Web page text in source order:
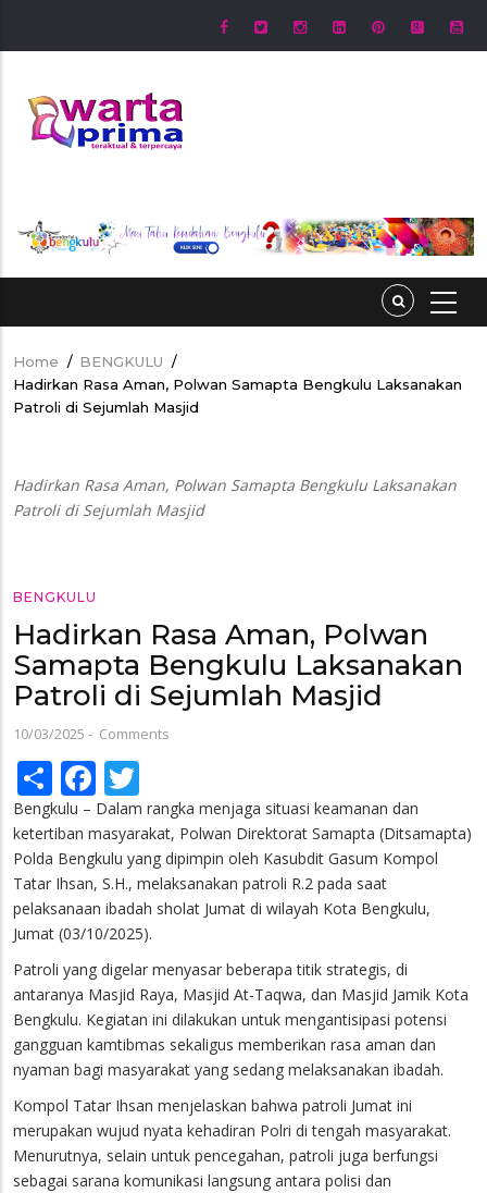
Breadcrumb
Home / BENGKULU /
Hadirkan Rasa Aman, Polwan Samapta Bengkulu Laksanakan
Patroli di Sejumlah Masjid
Hadirkan Rasa Aman, Polwan Samapta Bengkulu Laksanakan
Patroli di Sejumlah Masjid
BENGKULU
Hadirkan Rasa Aman, Polwan
Samapta Bengkulu Laksanakan
Patroli di Sejumlah Masjid
10/03/2025 - Comments
ShareFacebook
Bengkulu – Dalam rangka menjaga situasi keamanan dan
ketertiban masyarakat, Polwan Direktorat Samapta (Ditsamapta)
Polda Bengkulu yang dipimpin oleh Kasubdit Gasum Kompol
Tatar Ihsan, S.H., melaksanakan patroli R.2 pada saat
pelaksanaan ibadah sholat Jumat di wilayah Kota Bengkulu,
Jumat (03/10/2025).
Patroli yang digelar menyasar beberapa titik strategis, di
antaranya Masjid Raya, Masjid At-Taqwa, dan Masjid Jamik Kota
Bengkulu. Kegiatan ini dilakukan untuk mengantisipasi potensi
gangguan kamtibmas sekaligus memberikan rasa aman dan
nyaman bagi masyarakat yang sedang melaksanakan ibadah.
Kompol Tatar Ihsan menjelaskan bahwa patroli Jumat ini
merupakan wujud nyata kehadiran Polri di tengah masyarakat.
Menurutnya, selain untuk pencegahan, patroli juga berfungsi
sebagai sarana komunikasi langsung antara polisi dan